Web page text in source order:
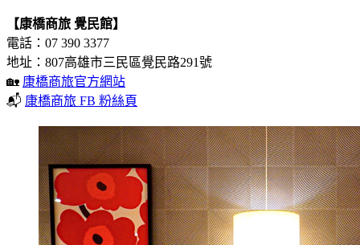
【康橋商旅 覺民館】
電話：07 390 3377
地址：807高雄市三民區覺民路291號
🏡 康橋商旅官方網站
📬 康橋商旅 FB 粉絲頁